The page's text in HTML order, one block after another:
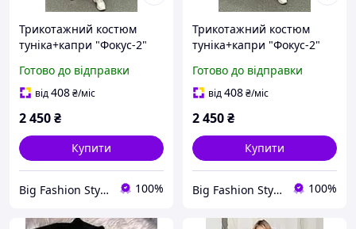
Трикотажний костюм
туніка+капри "Фокус-2"
великого розміру 62-64
66-68 70-72 74-76
Готово до відправки
від408₴/міс
2 450₴
Купити
Big Fashion Style Інтернет-магазин жіночого одягу великих розмірів 100%
Трикотажний костюм
туніка+капри "Фокус-2"
великого розміру 62-64
66-68 70-72 74-76
Готово до відправки
від408₴/міс
2 450₴
Купити
Big Fashion Style Інтернет-магазин жіночого одягу великих розмірів 100%